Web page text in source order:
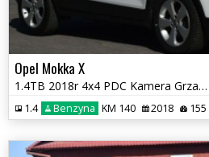
Opel Mokka X
1.4TB 2018r 4x4 PDC Kamera Grzane Fotele i Kierownica Sprowadzony
1.4 Benzyna KM 140 2018 155